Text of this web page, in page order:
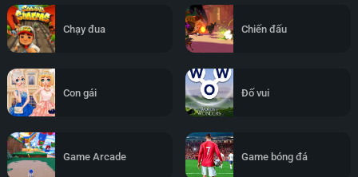
Chạy đua Chiến đấu
Con gái Đố vui
Game Arcade Game bóng đá